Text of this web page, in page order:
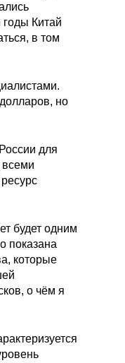
Китай
в том
но
для
будет одним
показана
которые
о чём я